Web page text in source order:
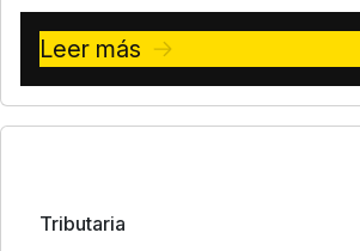
Leer más
Tributaria